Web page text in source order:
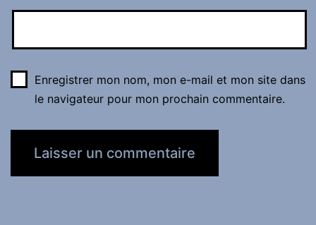
Enregistrer mon nom, mon e-mail et mon site dans
le navigateur pour mon prochain commentaire.